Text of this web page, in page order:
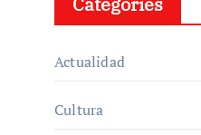
Actualidad
Cultura